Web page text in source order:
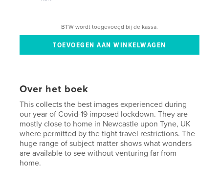
BTW wordt toegevoegd bij de kassa.
Over het boek
This collects the best images experienced during
our year of Covid-19 imposed lockdown. They are
mostly close to home in Newcastle upon Tyne, UK
where permitted by the tight travel restrictions. The
huge range of subject matter shows what wonders
are available to see without venturing far from
home.